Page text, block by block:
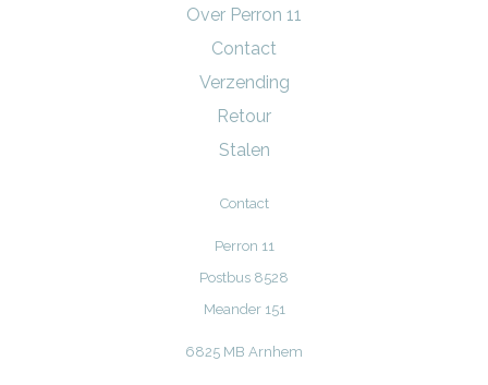
Over Perron 11
Contact
Verzending
Retour
Stalen
Contact
Perron 11
Postbus 8528
Meander 151
6825 MB Arnhem